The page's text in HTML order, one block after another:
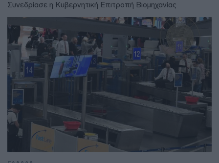
Συνεδρίασε η Κυβερνητική Επιτροπή Βιομηχανίας